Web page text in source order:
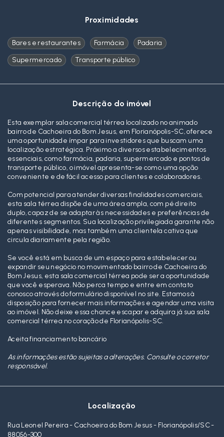
Proximidades
Bares e restaurantes Farmácia
Padaria
Supermercado
Transporte público
Descrição do imóvel
Esta exemplar sala comercial térrea localizado no animado
bairro de Cachoeira do Bom Jesus, em Florianópolis-SC, oferece
uma oportunidade ímpar para investidores que buscam uma
localização estratégica. Próximo a diversos estabelecimentos
essenciais, como farmácia, padaria, supermercado e pontos de
transporte público, o imóvel apresenta-se como uma opção
conveniente e de fácil acesso para clientes e colaboradores.
Com potencial para atender diversas finalidades comerciais,
esta sala térrea dispõe de uma área ampla, com pé direito
duplo, capaz de se adaptar às necessidades e preferências de
diferentes segmentos. Sua localização privilegiada garante não
apenas visibilidade, mas também uma clientela cativa que
circula diariamente pela região.
Se você está em busca de um espaço para estabelecer ou
expandir seu negócio no movimentado bairro de Cachoeira do
Bom Jesus, esta sala comercial térrea pode ser a oportunidade
que você esperava. Não perca tempo e entre em contato
conosco através do formulário disponível no site. Estamos à
disposição para fornecer mais informações e agendar uma visita
ao imóvel. Não deixe essa chance escapar e adquira já sua sala
comercial térrea no coração de Florianópolis-SC.
Aceita financiamento bancário
As informações estão sujeitas a alterações. Consulte o corretor
responsável.
Localização
Rua Leonel Pereira - Cachoeira do Bom Jesus - Florianópolis/SC-
88056-300